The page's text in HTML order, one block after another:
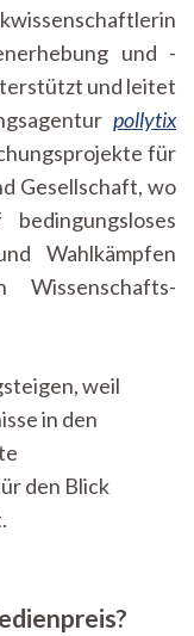
und -
und leitet
pollytix
für
Gesellschaft, wo
Wahlkämpfen
weil
in den
den Blick